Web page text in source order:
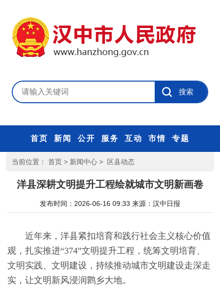
首页 新闻 公开 服务 互动 市情 专题
当前位置： 首页 > 新闻中心 > 区县动态
洋县深耕文明提升工程绘就城市文明新画卷
发布时间：2026-06-16 09:33 来源： 汉中日报
近年来，洋县紧扣培育和践行社会主义核心价值
观，扎实推进“374”文明提升工程，统筹文明培育、
文明实践、文明建设，持续推动城市文明建设走深走
实，让文明新风浸润鹮乡大地。